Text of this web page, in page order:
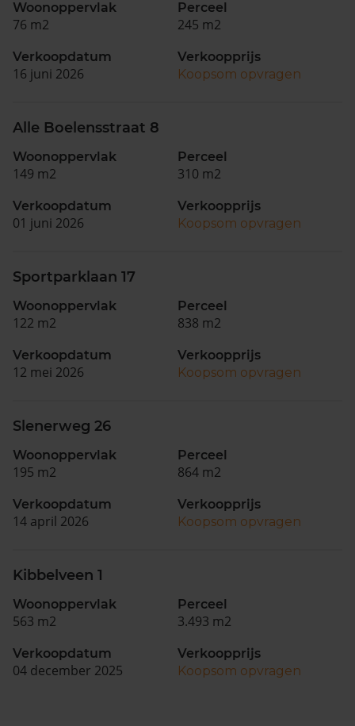
Woonoppervlak
76 m2
Perceel
245 m2
Verkoopdatum
16 juni 2026
Verkoopprijs
Koopsom opvragen
Alle Boelensstraat 8
Woonoppervlak
149 m2
Perceel
310 m2
Verkoopdatum
01 juni 2026
Verkoopprijs
Koopsom opvragen
Sportparklaan 17
Woonoppervlak
122 m2
Perceel
838 m2
Verkoopdatum
12 mei 2026
Verkoopprijs
Koopsom opvragen
Slenerweg 26
Woonoppervlak
195 m2
Perceel
864 m2
Verkoopdatum
14 april 2026
Verkoopprijs
Koopsom opvragen
Kibbelveen 1
Woonoppervlak
563 m2
Perceel
3.493 m2
Verkoopdatum
04 december 2025
Verkoopprijs
Koopsom opvragen